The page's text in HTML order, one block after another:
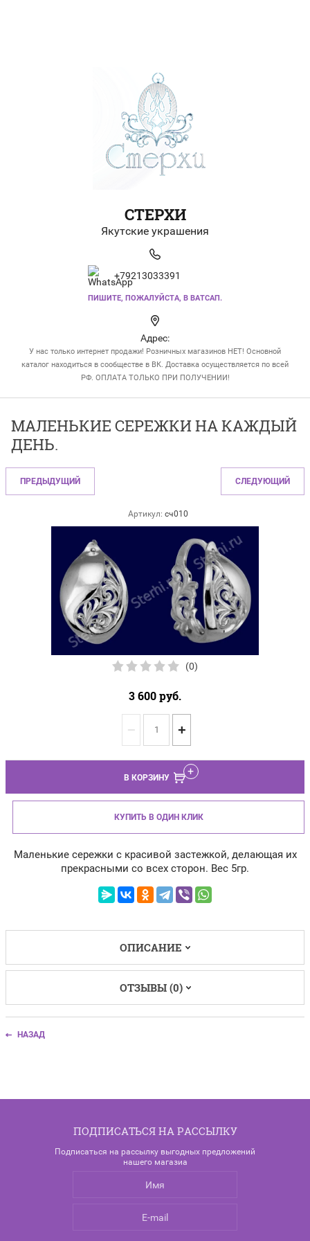
СТЕРХИ
Якутские украшения
+79213033391
ПИШИТЕ, ПОЖАЛУЙСТА, В ВАТСАП.
Адрес:
У нас только интернет продажи! Розничных магазинов НЕТ! Основной
каталог находиться в сообществе в ВК. Доставка осуществляется по всей
РФ. ОПЛАТА ТОЛЬКО ПРИ ПОЛУЧЕНИИ!
МАЛЕНЬКИЕ СЕРЕЖКИ НА КАЖДЫЙ
ДЕНЬ.
ПРЕДЫДУЩИЙ СЛЕДУЮЩИЙ
Артикул: сч010
(0)
3 600руб.
− +
В КОРЗИНУ
КУПИТЬ В ОДИН КЛИК
Маленькие сережки с красивой застежкой, делающая их
прекрасными со всех сторон. Вес 5гр.
ОПИСАНИЕ
ОТЗЫВЫ (0)
НАЗАД
ПОДПИСАТЬСЯ НА РАССЫЛКУ
Подписаться на рассылку выгодных предложений
нашего магазиа